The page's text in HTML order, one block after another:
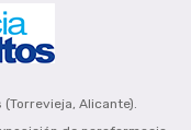
Alicante).